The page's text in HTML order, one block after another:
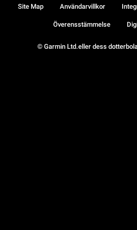
© Garmin Ltd.eller dess
Site Map Användarvillkor
Överensstämmelse